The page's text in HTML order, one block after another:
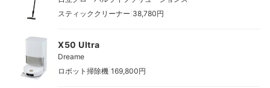
スティッククリーナー 38,780円
X50 Ultra
Dreame
ロボット掃除機 169,800円